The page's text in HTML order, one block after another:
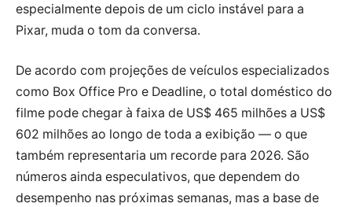
especialmente depois de um ciclo instável para a
Pixar, muda o tom da conversa.
De acordo com projeções de veículos especializados
como Box Office Pro e Deadline, o total doméstico do
filme pode chegar à faixa de US$ 465 milhões a US$
602 milhões ao longo de toda a exibição — o que
também representaria um recorde para 2026. São
números ainda especulativos, que dependem do
desempenho nas próximas semanas, mas a base de